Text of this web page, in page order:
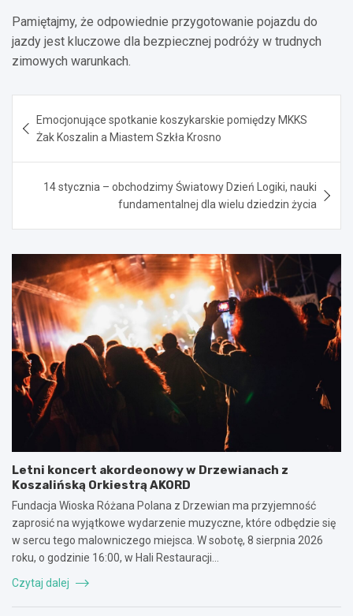
Pamiętajmy, że odpowiednie przygotowanie pojazdu do
jazdy jest kluczowe dla bezpiecznej podróży w trudnych
zimowych warunkach.
wpisu
Emocjonujące spotkanie koszykarskie pomiędzy MKKS
Żak Koszalin a Miastem Szkła Krosno
14 stycznia – obchodzimy Światowy Dzień Logiki, nauki
fundamentalnej dla wielu dziedzin życia
Letni koncert akordeonowy w Drzewianach z
Koszalińską Orkiestrą AKORD
Fundacja Wioska Różana Polana z Drzewian ma przyjemność
zaprosić na wyjątkowe wydarzenie muzyczne, które odbędzie się
w sercu tego malowniczego miejsca. W sobotę, 8 sierpnia 2026
roku, o godzinie 16:00, w Hali Restauracji…
Czytaj dalej